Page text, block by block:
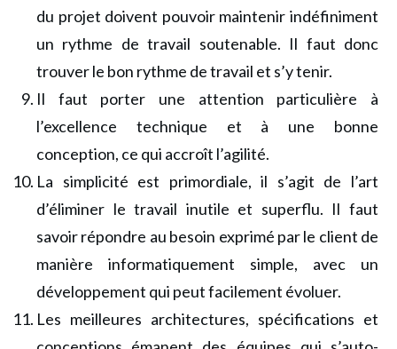
du projet doivent pouvoir maintenir indéfiniment
un rythme de travail soutenable. Il faut donc
trouver le bon rythme de travail et s’y tenir.
Il faut porter une attention particulière à
l’excellence technique et à une bonne
conception, ce qui accroît l’agilité.
La simplicité est primordiale, il s’agit de l’art
d’éliminer le travail inutile et superflu. Il faut
savoir répondre au besoin exprimé par le client de
manière informatiquement simple, avec un
développement qui peut facilement évoluer.
Les meilleures architectures, spécifications et